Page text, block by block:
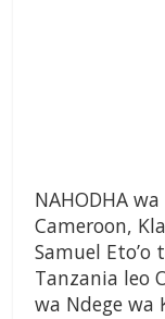
NAHODHA
Cameroon,
Samuel
Tanzania leo
wa Ndege wa